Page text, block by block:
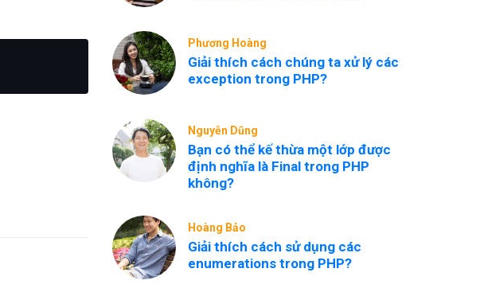
Phương Hoàng
Giải thích cách chúng ta xử lý các
exception trong PHP?
Nguyễn Dũng
Bạn có thể kế thừa một lớp được
định nghĩa là Final trong PHP
không?
Hoàng Bảo
Giải thích cách sử dụng các
enumerations trong PHP?